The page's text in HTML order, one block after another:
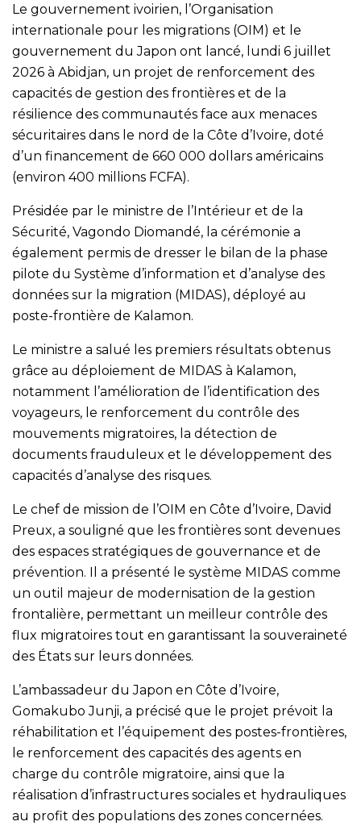
Le gouvernement ivoirien, l’Organisation
internationale pour les migrations (OIM) et le
gouvernement du Japon ont lancé, lundi 6 juillet
2026 à Abidjan, un projet de renforcement des
capacités de gestion des frontières et de la
résilience des communautés face aux menaces
sécuritaires dans le nord de la Côte d’Ivoire, doté
d’un financement de 660 000 dollars américains
(environ 400 millions FCFA).
Présidée par le ministre de l’Intérieur et de la
Sécurité, Vagondo Diomandé, la cérémonie a
également permis de dresser le bilan de la phase
pilote du Système d’information et d’analyse des
données sur la migration (MIDAS), déployé au
poste-frontière de Kalamon.
Le ministre a salué les premiers résultats obtenus
grâce au déploiement de MIDAS à Kalamon,
notamment l’amélioration de l’identification des
voyageurs, le renforcement du contrôle des
mouvements migratoires, la détection de
documents frauduleux et le développement des
capacités d’analyse des risques.
Le chef de mission de l’OIM en Côte d’Ivoire, David
Preux, a souligné que les frontières sont devenues
des espaces stratégiques de gouvernance et de
prévention. Il a présenté le système MIDAS comme
un outil majeur de modernisation de la gestion
frontalière, permettant un meilleur contrôle des
flux migratoires tout en garantissant la souveraineté
des États sur leurs données.
L’ambassadeur du Japon en Côte d’Ivoire,
Gomakubo Junji, a précisé que le projet prévoit la
réhabilitation et l’équipement des postes-frontières,
le renforcement des capacités des agents en
charge du contrôle migratoire, ainsi que la
réalisation d’infrastructures sociales et hydrauliques
au profit des populations des zones concernées.